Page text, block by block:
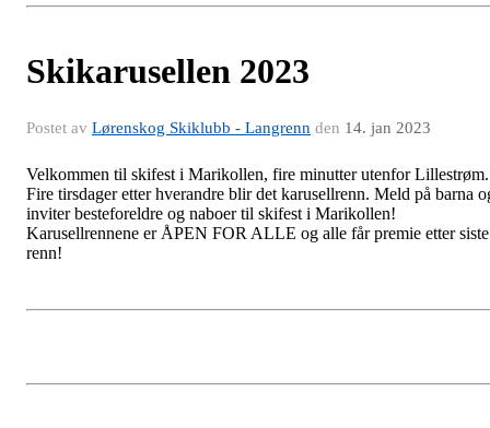
Skikarusellen 2023
Postet av Lørenskog Skiklubb - Langrenn den 14. jan 2023
Velkommen til skifest i Marikollen, fire minutter utenfor Lillestrøm.
Fire tirsdager etter hverandre blir det karusellrenn. Meld på barna
inviter besteforeldre og naboer til skifest i Marikollen!
Karusellrennene er ÅPEN FOR ALLE og alle får premie etter siste
renn!